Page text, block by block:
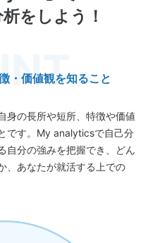
をしよう！
・価値観を知ること
身の長所や短所、特徴や価値
です。My analyticsで自己分
自分の強みを把握でき、どん
、あなたが就活する上での